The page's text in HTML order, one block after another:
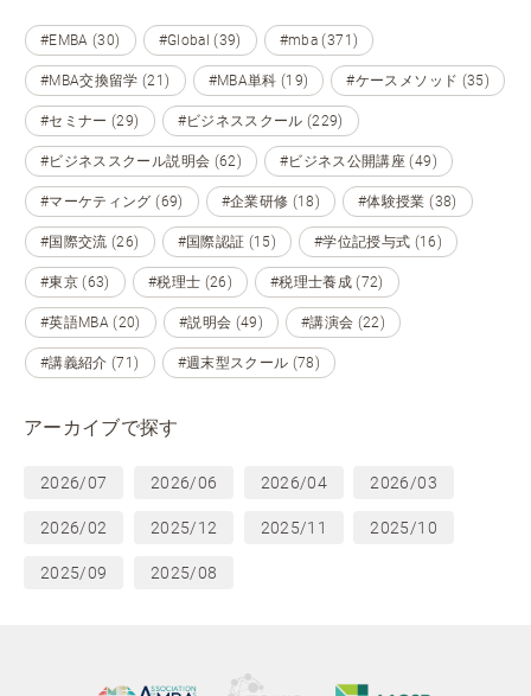
#EMBA (30) #Global (39) #mba (371)
#MBA交換留学 (21) #MBA単科 (19) #ケースメソッド (35)
#セミナー (29) #ビジネススクール (229)
#ビジネススクール説明会 (62) #ビジネス公開講座 (49)
#マーケティング (69) #企業研修 (18) #体験授業 (38)
#国際交流 (26) #国際認証 (15) #学位記授与式 (16)
#東京 (63) #税理士 (26) #税理士養成 (72)
#英語MBA (20) #説明会 (49) #講演会 (22)
#講義紹介 (71) #週末型スクール (78)
アーカイブで探す
2026/07 2026/06 2026/04 2026/03
2026/02 2025/12 2025/11 2025/10
2025/09 2025/08